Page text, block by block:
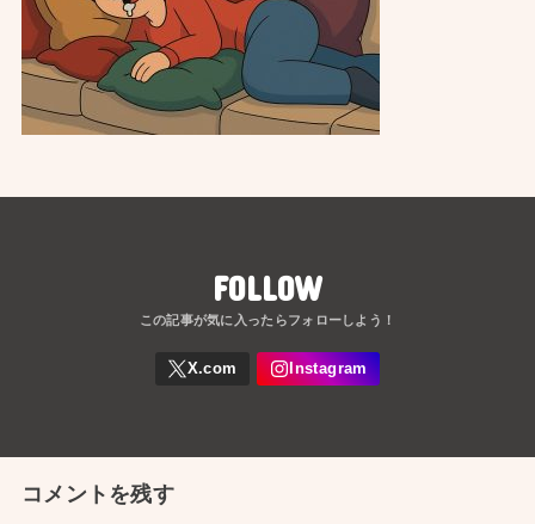
FOLLOW
コメントを残す